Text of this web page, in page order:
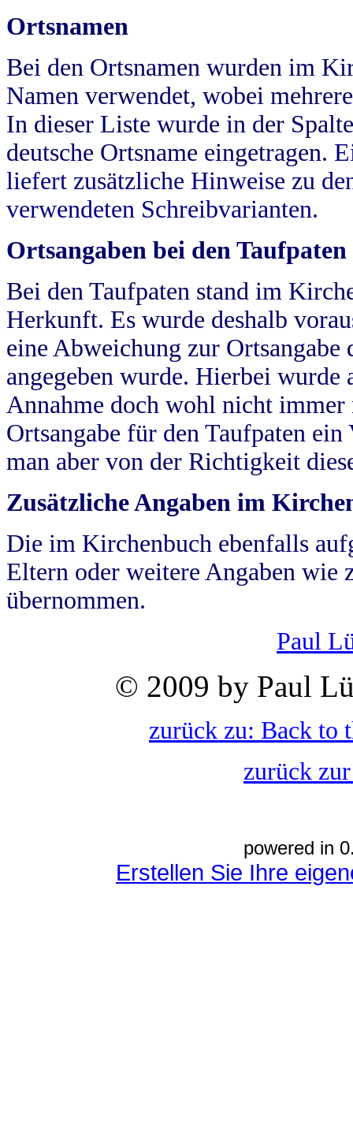
Ortsnamen
Bei den Ortsnamen wurden im
Namen verwendet, wobei
In dieser Liste wurde in der
deutsche Ortsname eingetragen.
liefert zusätzliche Hinweise zu
verwendeten Schreibvarianten.
Ortsangaben bei den Taufpaten
Bei den Taufpaten stand im
Herkunft. Es wurde deshalb
eine Abweichung zur
angegeben wurde. Hierbei wurde
Annahme doch wohl nicht
Ortsangabe für den Taufpaten
man aber von der Richtigkeit
Zusätzliche Angaben im
Die im Kirchenbuch ebenfalls
Eltern oder weitere Angaben wie
übernommen.
Paul
© 2009 by Paul
zurück zu: Back to
zurück
powered in
Erstellen Sie Ihre